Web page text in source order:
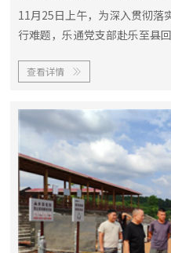
11月25日上午，为深入贯彻落
行难题，乐通党支部赴乐至县
的重点民生工程，通过水泥
查看详情 